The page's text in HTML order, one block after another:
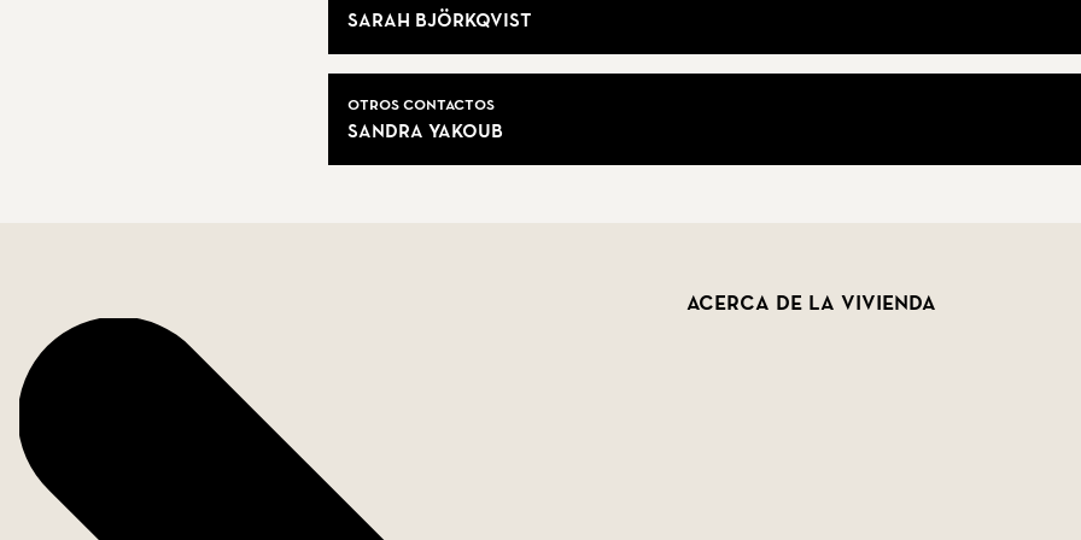
Una vivienda perfecta para quienes buscan amplitud, tranquilidad y una excelente ubicación cerca del
Sarah Björkqvist
Otros contactos
Sandra Yakoub
Acerca de la vivienda